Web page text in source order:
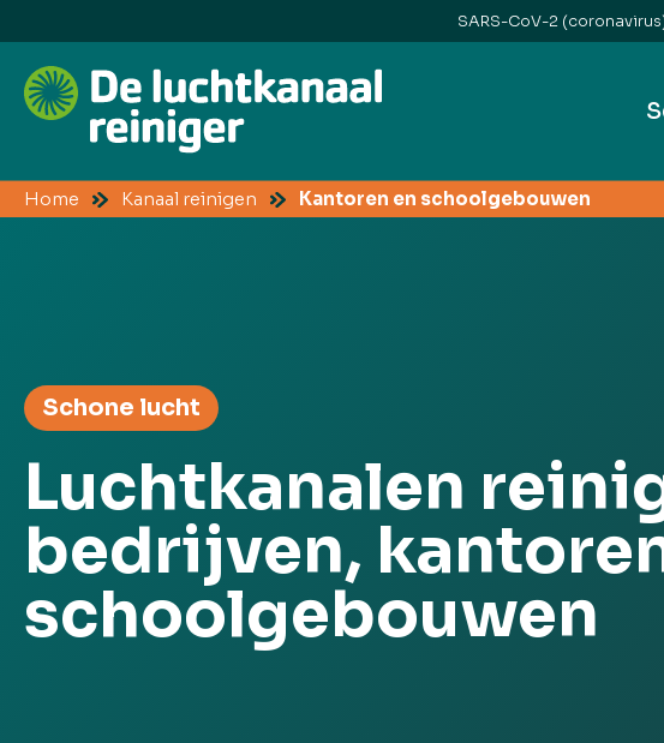
SARS-CoV-2
Home Kanaal reinigen Kantoren en schoolgebouwen
Schone lucht
Luchtkanalen
bedrijven,
schoolgebouwen